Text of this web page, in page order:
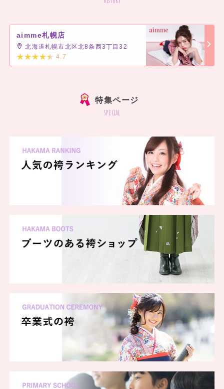
aimme札幌店
北海道札幌市北区北8条西3丁目32
4.7
特集ページ
special